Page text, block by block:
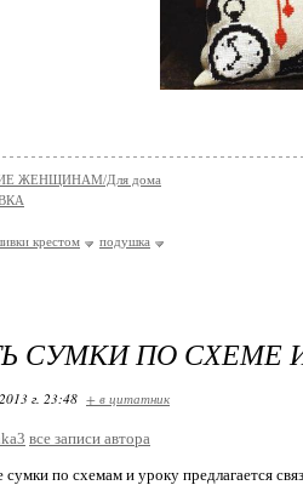
ЖЕНЩИНАМ/Для дома
крестом подушка
СУМКИ ПО СХЕМЕ
г. 23:48 + в цитатник
все записи автора
по схемам и уроку предлагается